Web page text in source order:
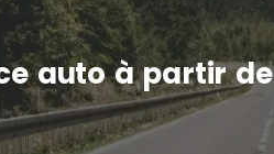
auto à partir de